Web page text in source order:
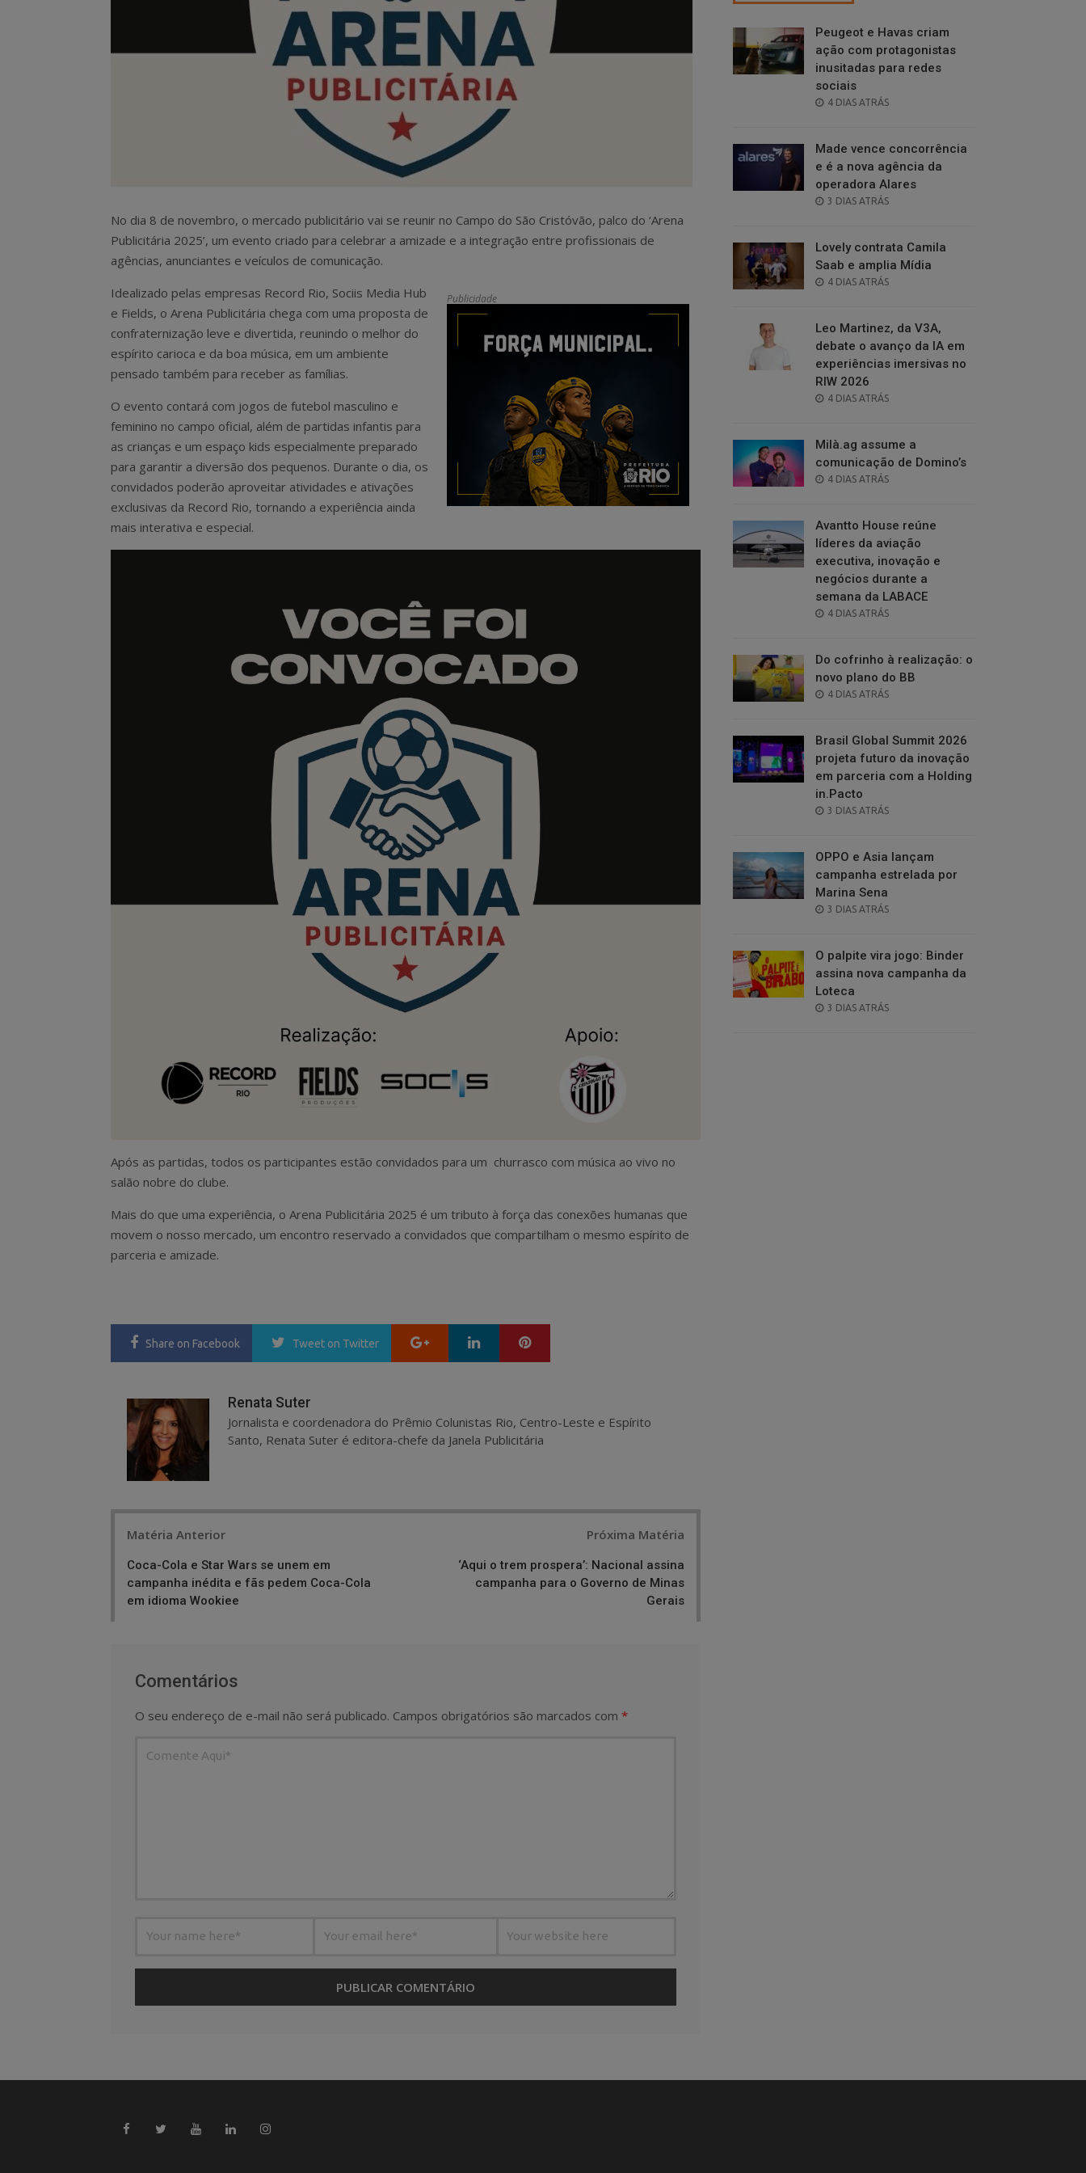
No dia 8 de novembro, o mercado publicitário vai se reunir no Campo do São Cristóvão, palco do ‘Arena
Publicitária 2025’, um evento criado para celebrar a amizade e a integração entre profissionais de
agências, anunciantes e veículos de comunicação.
Publicidade
Idealizado pelas empresas Record Rio, Sociis Media Hub
e Fields, o Arena Publicitária chega com uma proposta de
confraternização leve e divertida, reunindo o melhor do
espírito carioca e da boa música, em um ambiente
pensado também para receber as famílias.
O evento contará com jogos de futebol masculino e
feminino no campo oficial, além de partidas infantis para
as crianças e um espaço kids especialmente preparado
para garantir a diversão dos pequenos. Durante o dia, os
convidados poderão aproveitar atividades e ativações
exclusivas da Record Rio, tornando a experiência ainda
mais interativa e especial.
Após as partidas, todos os participantes estão convidados para um churrasco com música ao vivo no
salão nobre do clube.
Mais do que uma experiência, o Arena Publicitária 2025 é um tributo à força das conexões humanas que
movem o nosso mercado, um encontro reservado a convidados que compartilham o mesmo espírito de
parceria e amizade.
Share on Facebook Tweet on Twitter Google+ LinkedIn
Renata Suter
Jornalista e coordenadora do Prêmio Colunistas Rio, Centro-Leste e Espírito
Santo, Renata Suter é editora-chefe da Janela Publicitária
Matéria Anterior
Coca-Cola e Star Wars se unem em
campanha inédita e fãs pedem Coca-Cola
em idioma Wookiee
Próxima Matéria
‘Aqui o trem prospera’: Nacional assina
campanha para o Governo de Minas
Gerais
Comentários
O seu endereço de e-mail não será publicado. Campos obrigatórios são marcados com *
Peugeot e Havas criam
ação com protagonistas
inusitadas para redes
sociais
POSTED
4 DIAS ATRÁS
Made vence concorrência
e é a nova agência da
operadora Alares
POSTED
3 DIAS ATRÁS
Lovely contrata Camila
Saab e amplia Mídia
POSTED
4 DIAS ATRÁS
Leo Martinez, da V3A,
debate o avanço da IA em
experiências imersivas no
RIW 2026
POSTED
4 DIAS ATRÁS
Milà.ag assume a
comunicação de Domino’s
POSTED
4 DIAS ATRÁS
Avantto House reúne
líderes da aviação
executiva, inovação e
negócios durante a
semana da LABACE
POSTED
4 DIAS ATRÁS
Do cofrinho à realização: o
novo plano do BB
POSTED
4 DIAS ATRÁS
Brasil Global Summit 2026
projeta futuro da inovação
em parceria com a Holding
in.Pacto
POSTED
3 DIAS ATRÁS
OPPO e Asia lançam
campanha estrelada por
Marina Sena
POSTED
3 DIAS ATRÁS
O palpite vira jogo: Binder
assina nova campanha da
Loteca
POSTED
3 DIAS ATRÁS